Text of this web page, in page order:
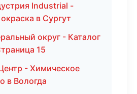
Industrial -
в Сургут
округ - Каталог
15
- Химическое
в Вологда